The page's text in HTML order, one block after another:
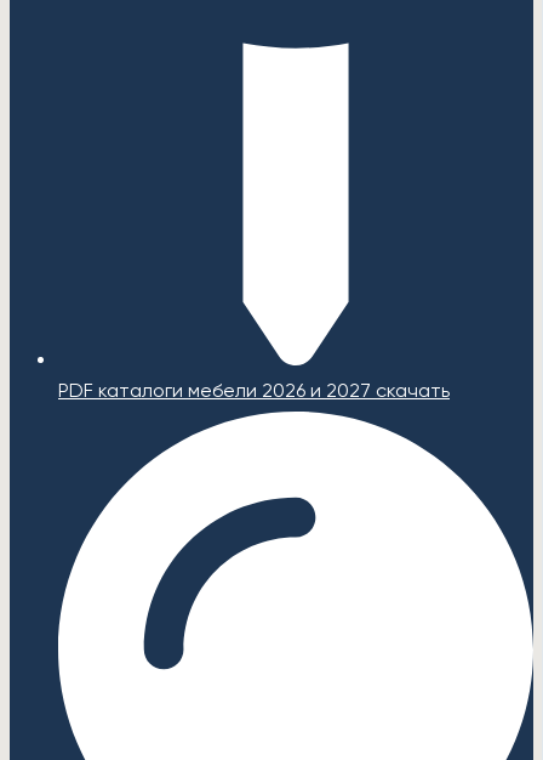
PDF каталоги мебели 2026 и 2027 скачать